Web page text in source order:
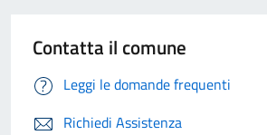
Contatta il comune
Leggi le domande frequenti
Richiedi Assistenza